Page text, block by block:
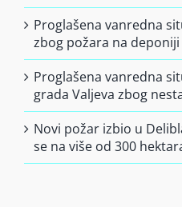
Proglašena vanredna
zbog požara na deponiji
Proglašena vanredna
grada Valjeva zbog
Novi požar izbio u
se na više od 300